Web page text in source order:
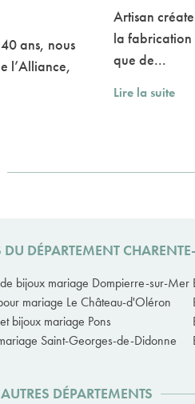
ans, nous
l’Alliance,
Artisan
la fabrication
que de...
Lire la suite
DÉPARTEMENT
bijoux mariage Dompierre-sur-Mer
mariage Le Château-d'Oléron
bijoux mariage Pons
Saint-Georges-de-Didonne
DÉPARTEMENTS